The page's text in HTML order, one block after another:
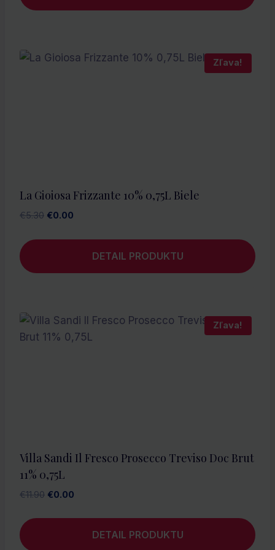
Zľava!
La Gioiosa Frizzante 10% 0,75L Biele
€5.30 Pôvodná
bola:
€0.00
je:
€0.00.DETAIL PRODUKTU
Zľava!
Villa Sandi Il Fresco Prosecco Treviso Doc Brut
11% 0,75L
€11.90 Pôvodná
€0.00
€0.00.DETAIL PRODUKTU